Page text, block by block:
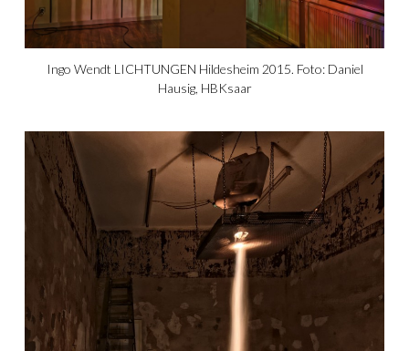
Ingo Wendt LICHTUNGEN Hildesheim 2015. Foto: Daniel
Hausig, HBKsaar